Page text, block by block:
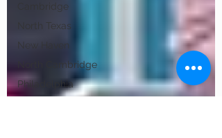
Cambridge
North Texas
New Haven
North Cambridge
Philadelphia